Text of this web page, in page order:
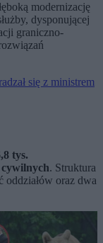
modernizację
dysponującej
graniczno-
się z ministrem
tys.
. Struktura
oddziałów oraz dwa